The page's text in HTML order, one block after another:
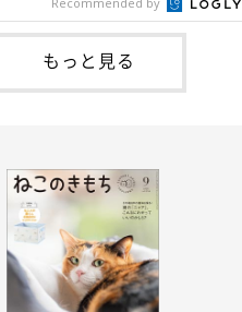
ましょう。冷房の効いていない部屋や廊下
へも自由に行き来できるように、ドアは猫
が通れる程度に
たので、ずっと飼いたかった猫を探しに
2016年末に譲渡会に行きました。そこで
出会ったのが小鉄です。当時、小鉄はまだ
1才くらいだったのですが、私たちがケー
ジの中を覗いていると、そっと前足を出し
もっと見る